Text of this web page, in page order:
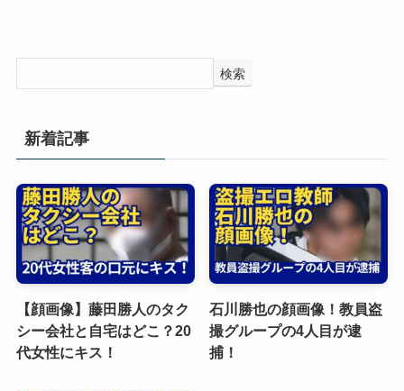
検索
新着記事
【顔画像】藤田勝人のタク
シー会社と自宅はどこ？20
代女性にキス！
石川勝也の顔画像！教員盗
撮グループの4人目が逮
捕！